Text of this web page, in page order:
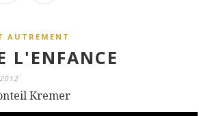
AUTREMENT
L'ENFANCE
Kremer